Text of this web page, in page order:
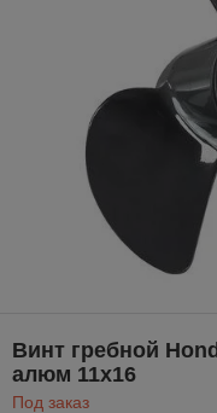
Винт гребной
алюм 11x16
Под заказ